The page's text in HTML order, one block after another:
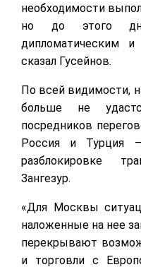
необходимости
но до этого дня
дипломатическим
сказал Гусейнов.
По всей видимости,
больше не
посредников
Россия и Турция
разблокировке
Зангезур.
«Для Москвы
наложенные на нее
перекрывают
и торговли с